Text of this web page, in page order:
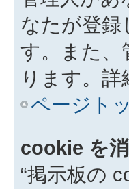
なたが登録
す。また、
ります。
ページト
cookie を
“掲示板の